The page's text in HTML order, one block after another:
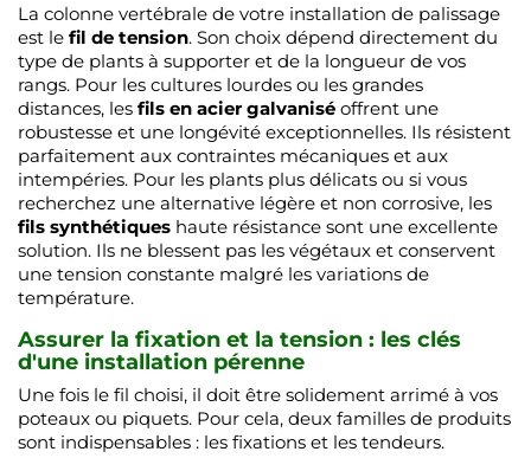
La colonne vertébrale de votre installation de palissage
est le fil de tension. Son choix dépend directement du
type de plants à supporter et de la longueur de vos
rangs. Pour les cultures lourdes ou les grandes
distances, les fils en acier galvanisé offrent une
robustesse et une longévité exceptionnelles. Ils résistent
parfaitement aux contraintes mécaniques et aux
intempéries. Pour les plants plus délicats ou si vous
recherchez une alternative légère et non corrosive, les
fils synthétiques haute résistance sont une excellente
solution. Ils ne blessent pas les végétaux et conservent
une tension constante malgré les variations de
température.
Assurer la fixation et la tension : les clés
d'une installation pérenne
Une fois le fil choisi, il doit être solidement arrimé à vos
poteaux ou piquets. Pour cela, deux familles de produits
sont indispensables : les fixations et les tendeurs.